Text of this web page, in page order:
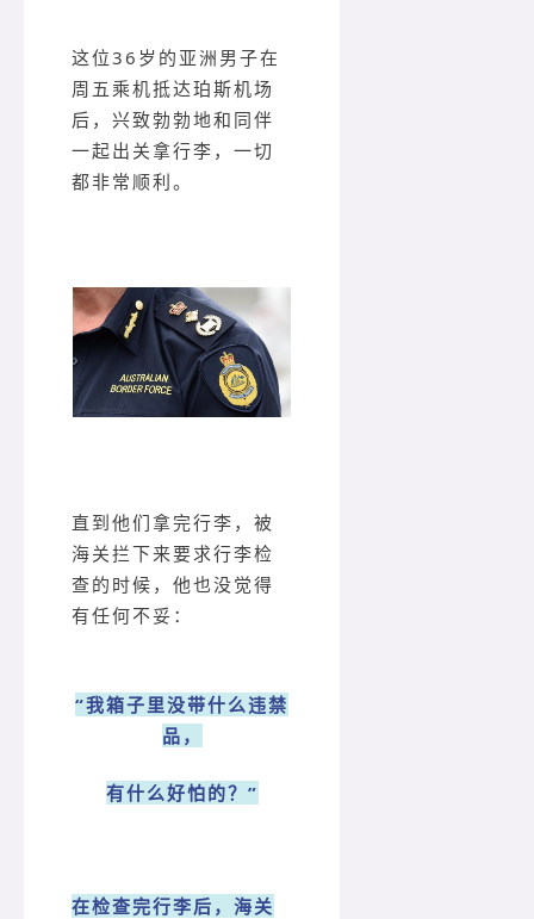
这位36岁的亚洲男子在
周五乘机抵达珀斯机场
后，兴致勃勃地和同伴
一起出关拿行李，一切
都非常顺利。
直到他们拿完行李，被
海关拦下来要求行李检
查的时候，他也没觉得
有任何不妥：
“我箱子里没带什么违禁
品，
有什么好怕的？”
在检查完行李后，海关